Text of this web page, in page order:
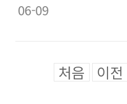
06-09
처음 이전